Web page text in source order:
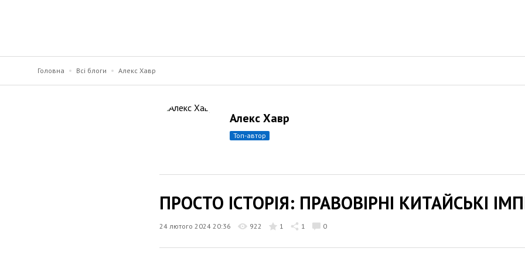
Головна Всі блоги Алекс Хавр
Алекс Хавр
топ-автор
ПРОСТО ІСТОРІЯ: ПРАВОВІРНІ КИТАЙСЬКІ
24 лютого 2024 20:36 922 1 1 0